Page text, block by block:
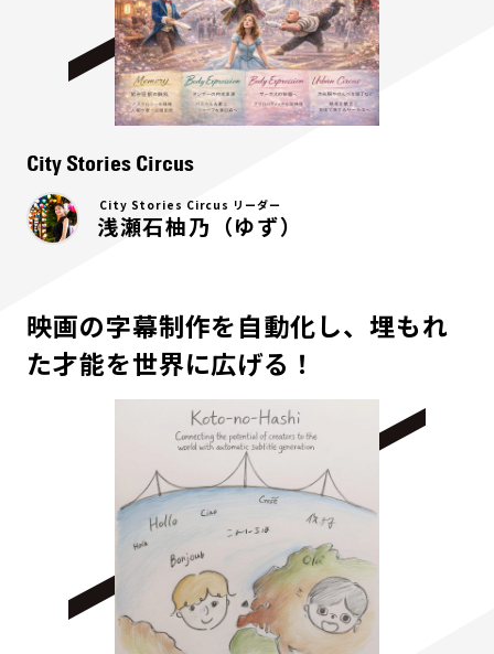
City Stories Circus
City Stories Circus リーダー
浅瀬石柚乃（ゆず）
映画の字幕制作を自動化し、埋もれ
た才能を世界に広げる！